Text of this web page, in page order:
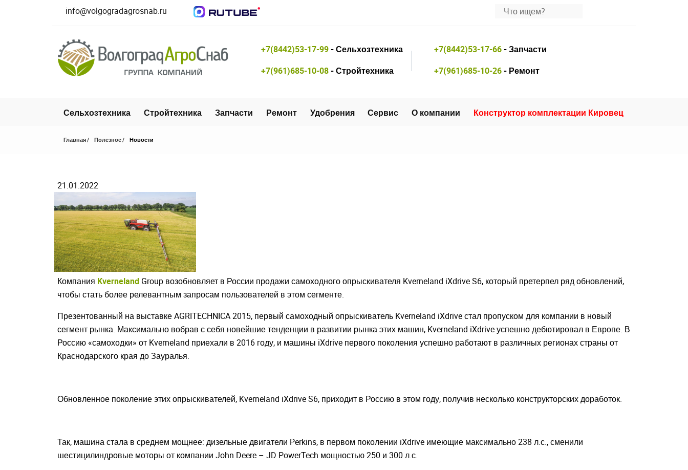
info@volgogradagrosnab.ru
+7(8442)53-17-99- Сельхозтехника
+7(961)685-10-08- Стройтехника
+7(8442)53-17-66- Запчасти
+7(961)685-10-26- Ремонт
Сельхозтехника Стройтехника Запчасти Ремонт Удобрения Сервис О компании Конструктор комплектации Кировец
Главная Полезное Новости
21.01.2022
Компания Kverneland Group возобновляет в России продажи самоходного опрыскивателя Kverneland iXdrive S6, который претерпел ряд обновлений,
чтобы стать более релевантным запросам пользователей в этом сегменте.
Презентованный на выставке AGRITECHNICA 2015, первый самоходный опрыскиватель Kverneland iXdrive стал пропуском для компании в новый
сегмент рынка. Максимально вобрав с себя новейшие тенденции в развитии рынка этих машин, Kverneland iXdrive успешно дебютировал в Европе. В
Россию «самоходки» от Kverneland приехали в 2016 году, и машины iXdrive первого поколения успешно работают в различных регионах страны от
Краснодарского края до Зауралья.
Обновленное поколение этих опрыскивателей, Kverneland iXdrive S6, приходит в Россию в этом году, получив несколько конструкторских доработок.
Так, машина стала в среднем мощнее: дизельные двигатели Perkins, в первом поколении iXdrive имеющие максимально 238 л.с., сменили
шестицилиндровые моторы от компании John Deere – JD PowerTech мощностью 250 и 300 л.с.